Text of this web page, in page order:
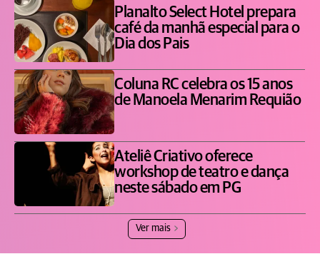
Planalto Select Hotel prepara
café da manhã especial para o
Dia dos Pais
Coluna RC celebra os 15 anos
de Manoela Menarim Requião
Ateliê Criativo oferece
workshop de teatro e dança
neste sábado em PG
Ver mais